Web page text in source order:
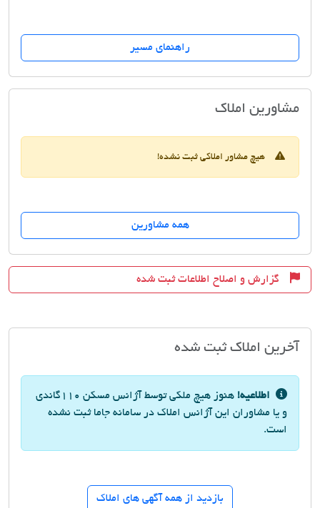
راهنمای مسیر
مشاورین املاکآژانس مسکن 110گاندی
هیچ مشاور املاکی ثبت نشده!
همه مشاورین
گزارش و اصلاح اطلاعات ثبت شده
آخرین املاک ثبت شده
اطلاعیه!
هنوز هیچ ملکی توسط آژانس مسکن 110گاندی
و یا مشاوران این آژانس املاک در سامانه جاما ثبت نشده
است.
بازدید از همه آگهی های املاک